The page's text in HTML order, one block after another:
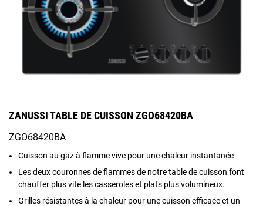
ZANUSSI TABLE DE CUISSON ZGO68420BA
ZGO68420BA
Cuisson au gaz à flamme vive pour une chaleur instantanée
Les deux couronnes de flammes de notre table de cuisson font
chauffer plus vite les casseroles et plats plus volumineux.
Grilles résistantes à la chaleur pour une cuisson efficace et un